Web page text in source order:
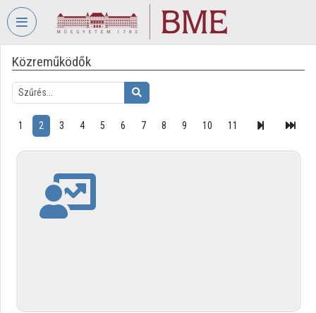
Fejléc kihagyása Menü kihagyása Tartalom kihagyása
VIDEOTORIUM
BUDAPESTI
MŰSZAKI
GAZDASÁGTUDOMÁNYI
Intézményi kezdőlap
Közreműködők
1 2 3 4 5 6 7 8 9 10 11